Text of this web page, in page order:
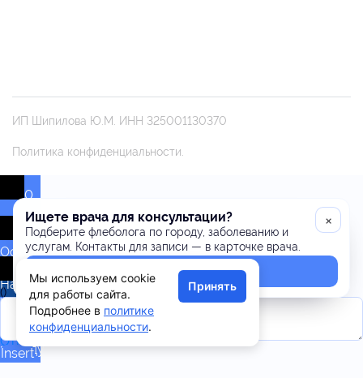
ИП Шипилова Ю.М. ИНН 325001130370
Политика конфиденциальности.
0
Оставьте
Напишите,
что
думаете
по
поводу
поста
()
Ответить
Insert
×
Ищете врача для консультации?
Подберите флеболога по городу, заболеванию и
услугам. Контакты для записи — в карточке врача.
Подобрать врача
Мы используем cookie
для работы сайта.
Подробнее в политике
конфиденциальности.
Принять